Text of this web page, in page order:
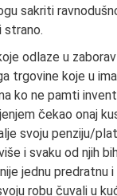
sakriti
strano.
odlaze u
trgovine koje u
ko ne pamti
čekao onaj
svoju penziju/
i svaku od njih
jednu predratnu
robu čuvali u